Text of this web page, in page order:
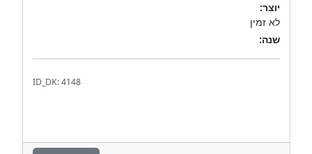
יוצר:
לא זמין
שנה:
ID_DK: 4148